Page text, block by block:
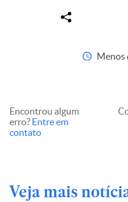
Menos
Encontrou algum
erro? Entre em
contato
Veja mais